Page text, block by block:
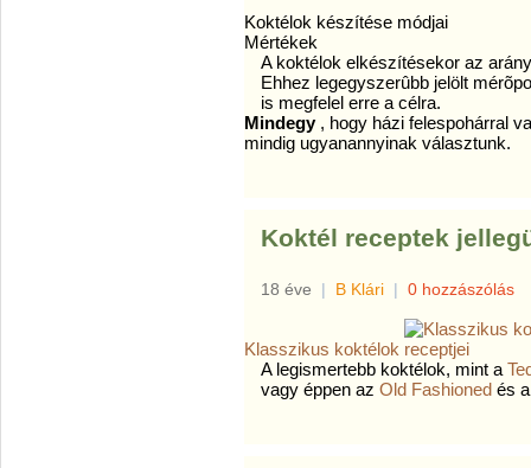
Koktélok készítése módjai
Mértékek
A koktélok elkészítésekor az
Ehhez legegyszerûbb jelölt
is megfelel erre a célra.
Mindegy , hogy házi felespohárral
mindig ugyanannyinak választunk.
Koktél receptek
18 éve | B Klári | 0 hozzászólás
Klasszikus koktélok
A legismertebb koktélok, mint a
vagy éppen az Old Fashioned és